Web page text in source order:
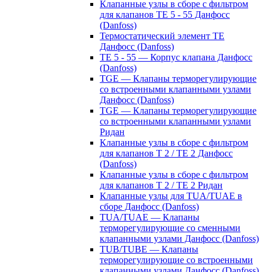
Клапанные узлы в сборе с фильтром
для клапанов TE 5 - 55 Данфосс
(Danfoss)
Термостатический элемент TE
Данфосс (Danfoss)
TE 5 - 55 — Корпус клапана Данфосс
(Danfoss)
TGE — Клапаны терморегулирующие
со встроенными клапанными узлами
Данфосс (Danfoss)
TGE — Клапаны терморегулирующие
со встроенными клапанными узлами
Ридан
Клапанные узлы в сборе с фильтром
для клапанов T 2 / TE 2 Данфосс
(Danfoss)
Клапанные узлы в сборе с фильтром
для клапанов T 2 / TE 2 Ридан
Клапанные узлы для TUA/TUAE в
сборе Данфосс (Danfoss)
TUA/TUAE — Клапаны
терморегулирующие со сменными
клапанными узлами Данфосс (Danfoss)
TUB/TUBE — Клапаны
терморегулирующие со встроенными